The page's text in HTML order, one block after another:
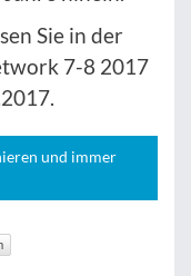
Sie in der
7-8 2017
und immer